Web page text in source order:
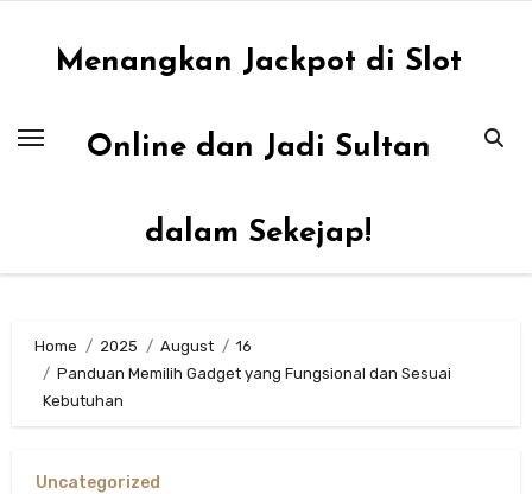
Menangkan Jackpot di Slot
Online dan Jadi Sultan
dalam Sekejap!
Home 2025 August
16
Panduan Memilih Gadget yang Fungsional dan Sesuai
Kebutuhan
Uncategorized